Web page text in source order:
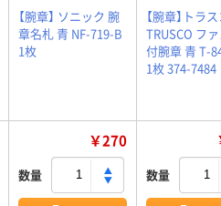
【腕章】 ソニック 腕
章名札 青 NF-719-B
1枚
【腕章】トラ
TRUSCO フ
付腕章 青 T-
1枚 374-7484
￥270
数量 数量